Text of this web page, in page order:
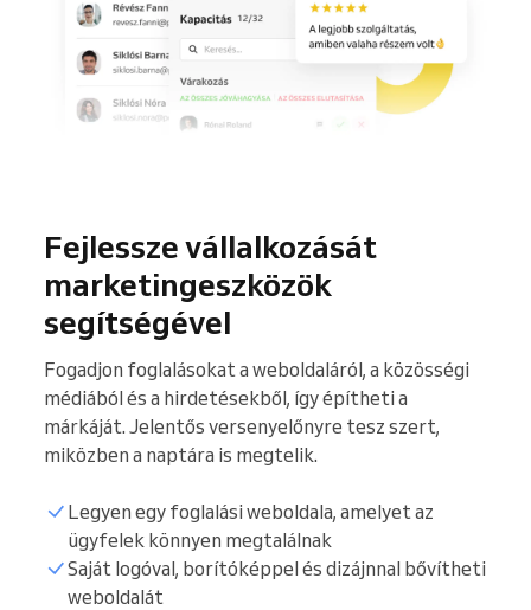
Fejlessze vállalkozását
marketingeszközök
segítségével
Fogadjon foglalásokat a weboldaláról, a közösségi
médiából és a hirdetésekből, így építheti a
márkáját. Jelentős versenyelőnyre tesz szert,
miközben a naptára is megtelik.
Legyen egy foglalási weboldala, amelyet az
ügyfelek könnyen megtalálnak
Saját logóval, borítóképpel és dizájnnal bővítheti
weboldalát